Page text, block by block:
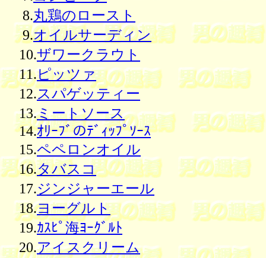
8.丸鶏のロースト
9.オイルサーディン
10.ザワークラウト
11.ピッツァ
12.スパゲッティー
13.ミートソース
14.ｵﾘｰﾌﾞのﾃﾞｨｯﾌﾟｿｰｽ
15.ペペロンオイル
16.タバスコ
17.ジンジャーエール
18.ヨーグルト
19.ｶｽﾋﾟ海ﾖｰｸﾞﾙﾄ
20.アイスクリーム